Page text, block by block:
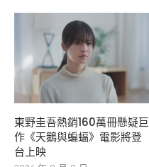
東野圭吾熱銷160萬冊懸疑巨
作《天鵝與蝙蝠》電影將登
台上映